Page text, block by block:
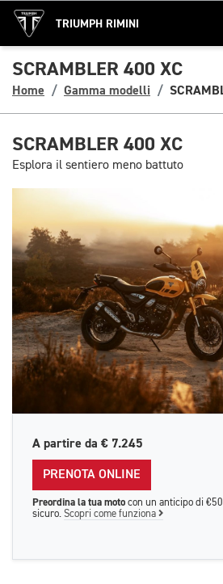
TRIUMPH RIMINI
SCRAMBLER 400 XC
Home Gamma modelli
SCRAMBLER 400 XC
Esplora il sentiero meno battuto
A partire da € 7.245
PRENOTA ONLINE
Preordina la tua moto con un anticipo di
sicuro. Scopri come funziona